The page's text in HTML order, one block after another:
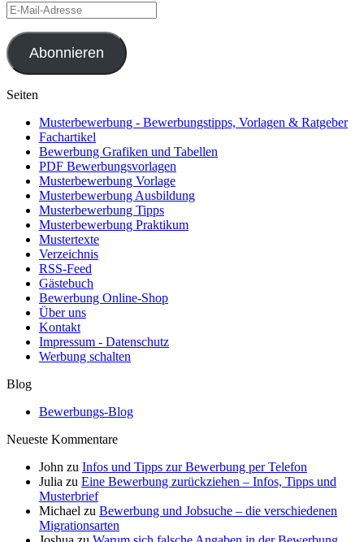
E-
Mail-
Adresse
Abonnieren
Seiten
Musterbewerbung - Bewerbungstipps, Vorlagen & Ratgeber
Fachartikel
Bewerbung Grafiken und Tabellen
PDF Bewerbungsvorlagen
Musterbewerbung Vorlage
Musterbewerbung Ausbildung
Musterbewerbung Tipps
Musterbewerbung Praktikum
Mustertexte
Verzeichnis
RSS-Feed
Gästebuch
Bewerbung Online-Shop
Über uns
Kontakt
Impressum - Datenschutz
Werbung schalten
Blog
Bewerbungs-Blog
Neueste Kommentare
John zu Infos und Tipps zur Bewerbung per Telefon
Julia zu Eine Bewerbung zurückziehen – Infos, Tipps und
Musterbrief
Michael zu Bewerbung und Jobsuche – die verschiedenen
Migrationsarten